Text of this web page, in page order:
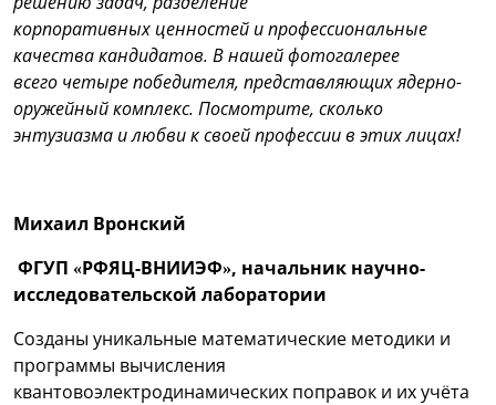
корпоративных ценностей и профессиональные
качества кандидатов. В нашей фотогалерее
всего четыре победителя, представляющих ядерно-
оружейный комплекс. Посмотрите, сколько
энтузиазма и любви к своей профессии в этих лицах!
Михаил Вронский
ФГУП «РФЯЦ-ВНИИЭФ», начальник научно-
исследовательской лаборатории
Созданы уникальные математические методики и
программы вычисления
квантовоэлектродинамических поправок и их учёта